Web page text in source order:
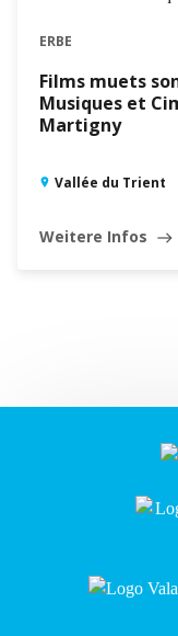
ERBE
Films muets
Musiques et
Martigny
Vallée du Trient
Weitere Infos east